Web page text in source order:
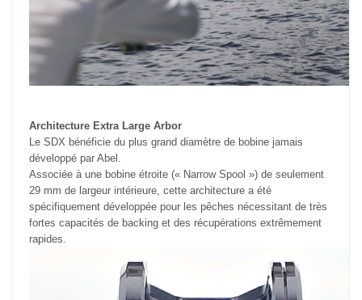
Architecture Extra Large Arbor
Le SDX bénéficie du plus grand diamètre de bobine jamais
développé par Abel.
Associée à une bobine étroite (« Narrow Spool ») de seulement
29 mm de largeur intérieure, cette architecture a été
spécifiquement développée pour les pêches nécessitant de très
fortes capacités de backing et des récupérations extrêmement
rapides.